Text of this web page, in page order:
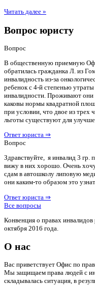
Читать далее »
Вопрос юристу
Вопрос
В общественную приемную
обратилась гражданка Л. из
инвалидность из-за
ребенок с 4-й степенью
инвалидности. Проживают они
каковы нормы квадратной
при условии, что двое из трех
льготы существуют для
Ответ юриста ⇒
Вопрос
Здравствуйте, я инвалид 3 гр.
вижу в них хорошо. Очень
сдам в автошколу липовую
они каким-то образом это
Ответ юриста ⇒
Все вопросы
Конвенция о правах
октября 2016 года.
О нас
Вас приветствует Офис по
Мы защищаем права людей с
складывалась ситуация, в